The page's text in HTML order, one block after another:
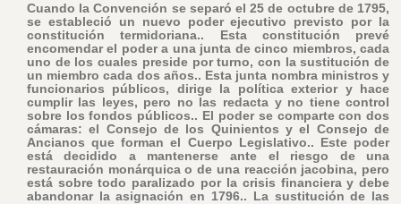
Cuando la Convención se separó el 25 de octubre de 1795,
se estableció un nuevo poder ejecutivo previsto por la
constitución termidoriana.. Esta constitución prevé
encomendar el poder a una junta de cinco miembros, cada
uno de los cuales preside por turno, con la sustitución de
un miembro cada dos años.. Esta junta nombra ministros y
funcionarios públicos, dirige la política exterior y hace
cumplir las leyes, pero no las redacta y no tiene control
sobre los fondos públicos.. El poder se comparte con dos
cámaras: el Consejo de los Quinientos y el Consejo de
Ancianos que forman el Cuerpo Legislativo.. Este poder
está decidido a mantenerse ante el riesgo de una
restauración monárquica o de una reacción jacobina, pero
está sobre todo paralizado por la crisis financiera y debe
abandonar la asignación en 1796.. La sustitución de las